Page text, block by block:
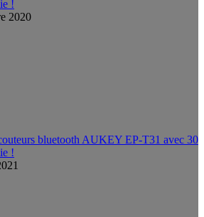
!
2020
bluetooth AUKEY EP-T31 avec 30
!